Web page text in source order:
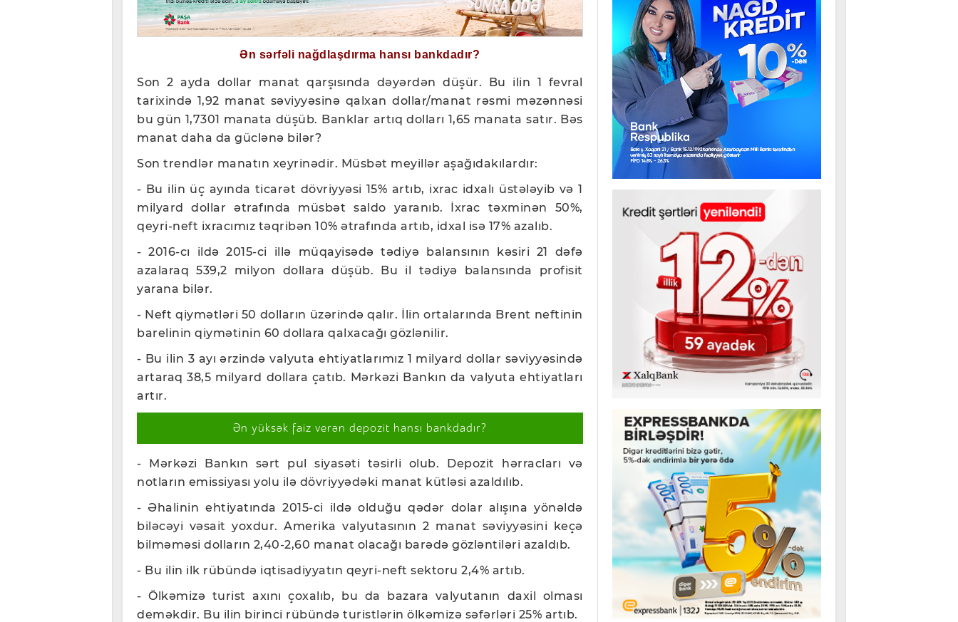
Ən sərfəli nağdlaşdırma hansı bankdadır?
Son 2 ayda dollar manat qarşısında dəyərdən düşür. Bu ilin 1 fevral
tarixində 1,92 manat səviyyəsinə qalxan dollar/manat rəsmi məzənnəsi
bu gün 1,7301 manata düşüb. Banklar artıq dolları 1,65 manata satır. Bəs
manat daha da güclənə bilər?
Son trendlər manatın xeyrinədir. Müsbət meyillər aşağıdakılardır:
- Bu ilin üç ayında ticarət dövriyyəsi 15% artıb, ixrac idxalı üstələyib və 1
milyard dollar ətrafında müsbət saldo yaranıb. İxrac təxminən 50%,
qeyri-neft ixracımız təqribən 10% ətrafında artıb, idxal isə 17% azalıb.
- 2016-cı ildə 2015-ci illə müqayisədə tədiyə balansının kəsiri 21 dəfə
azalaraq 539,2 milyon dollara düşüb. Bu il tədiyə balansında profisit
yarana bilər.
- Neft qiymətləri 50 dolların üzərində qalır. İlin ortalarında Brent neftinin
barelinin qiymətinin 60 dollara qalxacağı gözlənilir.
- Bu ilin 3 ayı ərzində valyuta ehtiyatlarımız 1 milyard dollar səviyyəsində
artaraq 38,5 milyard dollara çatıb. Mərkəzi Bankın da valyuta ehtiyatları
artır.
Ən yüksək faiz verən depozit hansı bankdadır?
- Mərkəzi Bankın sərt pul siyasəti təsirli olub. Depozit hərracları və
notların emissiyası yolu ilə dövriyyədəki manat kütləsi azaldılıb.
- Əhalinin ehtiyatında 2015-ci ildə olduğu qədər dolar alışına yönəldə
biləcəyi vəsait yoxdur. Amerika valyutasının 2 manat səviyyəsini keçə
bilməməsi dolların 2,40-2,60 manat olacağı barədə gözləntiləri azaldıb.
- Bu ilin ilk rübündə iqtisadiyyatın qeyri-neft sektoru 2,4% artıb.
- Ölkəmizə turist axını çoxalıb, bu da bazara valyutanın daxil olması
deməkdir. Bu ilin birinci rübündə turistlərin ölkəmizə səfərləri 25% artıb.